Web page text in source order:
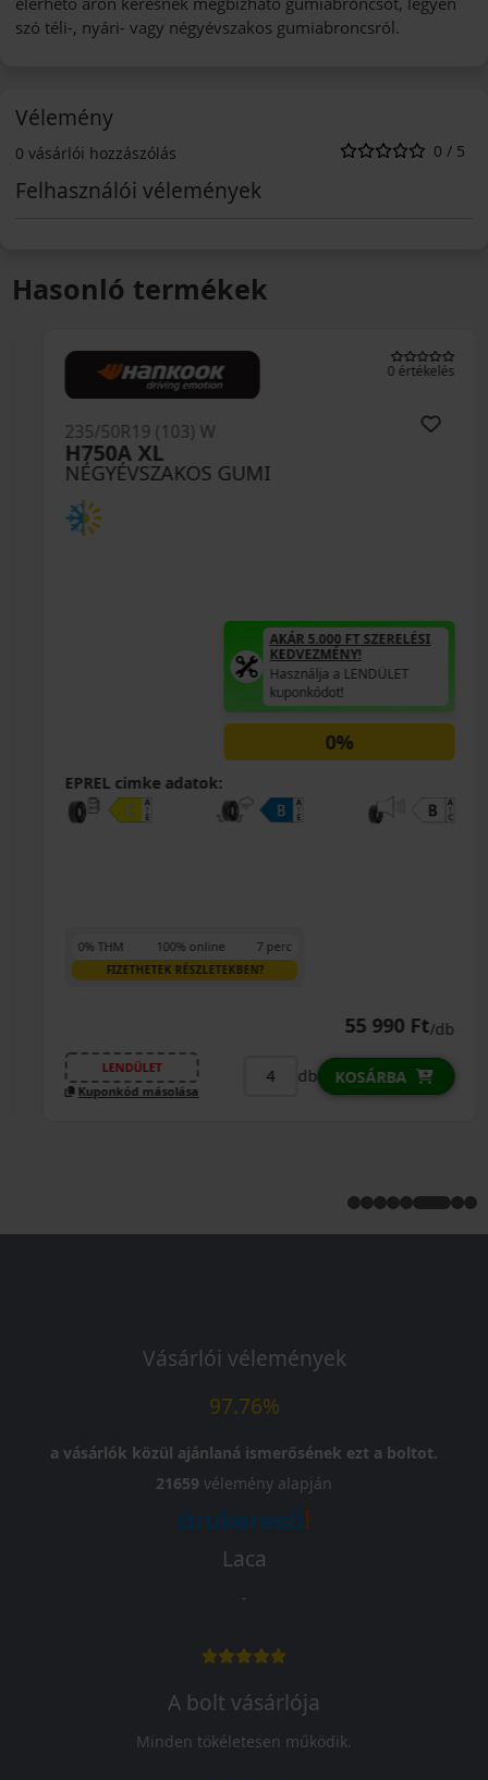
szó téli-, nyári- vagy négyévszakos gumiabroncsról.
Vélemény
0 vásárlói hozzászólás 0 / 5
Felhasználói vélemények
Hasonló termékek
0 értékelés
NÉGYÉVSZAKOS GUMI
H750A XL
235/50R19 (103) W
AKÁR 5.000 FT SZERELÉSI
KEDVEZMÉNY!
Használja a LENDÜLET
kuponkódot!
0%
EPREL cimke adatok:
0% THM 100% online 7 perc
FIZETHETEK RÉSZLETEKBEN?
55 990 Ft/db
LENDÜLET
Kuponkód másolása
db KOSÁRBA
Vásárlói vélemények
97.76%
a vásárlók közül ajánlaná ismerősének ezt a boltot.
21659 vélemény alapján
Laca
-
A bolt vásárlója
Minden tökéletesen működik.